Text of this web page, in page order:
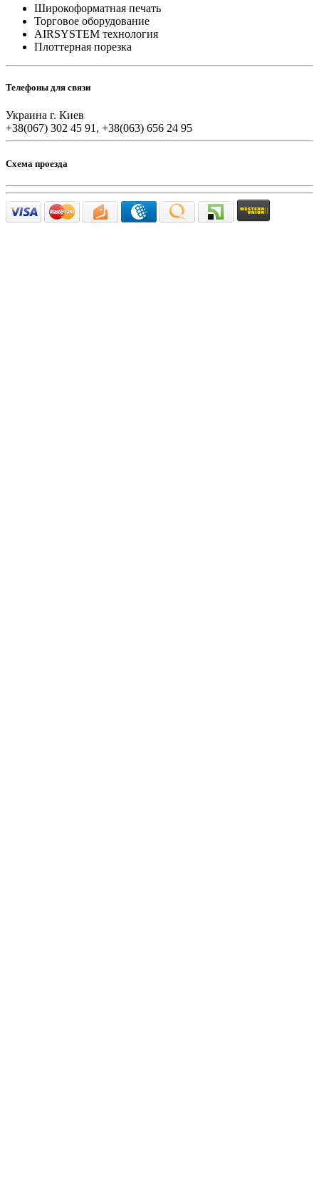
Широкоформатная печать
Торговое оборудование
AIRSYSTEM технология
Плоттерная порезка
Телефоны для связи
Украина г. Киев
+38(067) 302 45 91, +38(063) 656 24 95
Схема проезда